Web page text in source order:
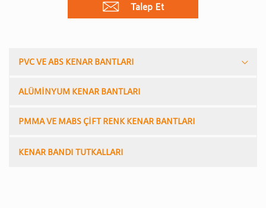
PVC VE ABS KENAR BANTLARI
ALÜMİNYUM KENAR BANTLARI
PMMA VE MABS ÇİFT RENK KENAR BANTLARI
KENAR BANDI TUTKALLARI
Talep Et